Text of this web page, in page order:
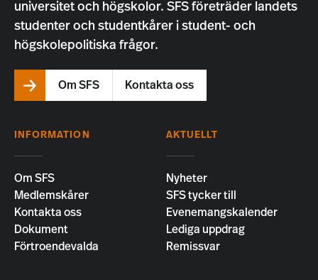
universitet och högskolor. SFS företräder landets
studenter och studentkårer i student- och
högskolepolitiska frågor.
Om SFS Kontakta oss
INFORMATION
Om SFS
Medlemskårer
Kontakta oss
Dokument
Förtroendevalda
AKTUELLT
Nyheter
SFS tycker till
Evenemangskalender
Lediga uppdrag
Remissvar